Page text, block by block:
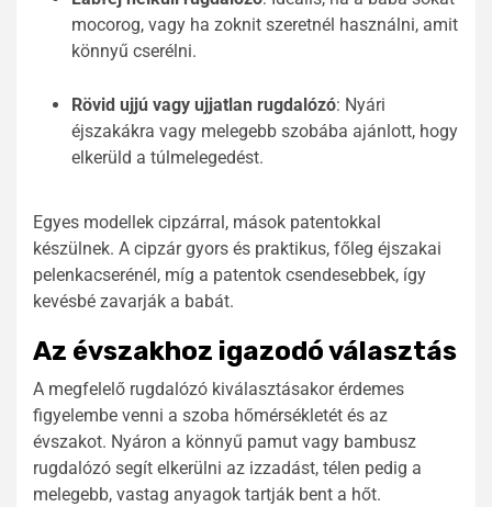
mocorog, vagy ha zoknit szeretnél használni, amit
könnyű cserélni.
Rövid ujjú vagy ujjatlan rugdalózó: Nyári
éjszakákra vagy melegebb szobába ajánlott, hogy
elkerüld a túlmelegedést.
Egyes modellek cipzárral, mások patentokkal
készülnek. A cipzár gyors és praktikus, főleg éjszakai
pelenkacserénél, míg a patentok csendesebbek, így
kevésbé zavarják a babát.
Az évszakhoz igazodó választás
A megfelelő rugdalózó kiválasztásakor érdemes
figyelembe venni a szoba hőmérsékletét és az
évszakot. Nyáron a könnyű pamut vagy bambusz
rugdalózó segít elkerülni az izzadást, télen pedig a
melegebb, vastag anyagok tartják bent a hőt.